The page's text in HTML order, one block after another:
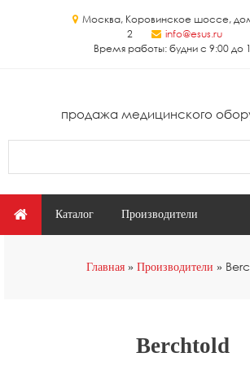
Москва, Коровинское шоссе,
2
info@esus.ru
Время работы: будни с 9:00 до
продажа медицинского
Главное меню
Каталог Производители
Главная Производители
Berchtold